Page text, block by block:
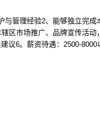
管理经验2、能够独立完
区市场推广、品牌宣传活
议6。薪资待遇：2500-8000